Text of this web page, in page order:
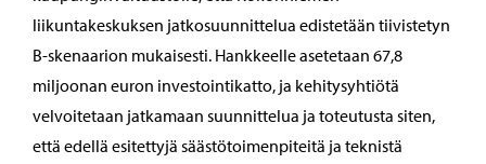
liikuntakeskuksen jatkosuunnittelua edistetään tiivistetyn
B-skenaarion mukaisesti. Hankkeelle asetetaan 67,8
miljoonan euron investointikatto, ja kehitysyhtiötä
velvoitetaan jatkamaan suunnittelua ja toteutusta siten,
että edellä esitettyjä säästötoimenpiteitä ja teknistä